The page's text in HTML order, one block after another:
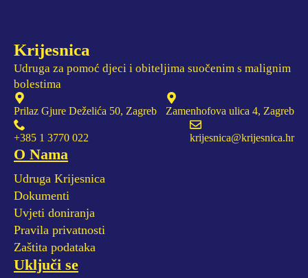
Krijesnica
Udruga za pomoć djeci i obiteljima suočenim s malignim
bolestima
Prilaz Gjure Deželića 50, Zagreb Zamenhofova ulica 4, Zagreb
+385 1 3770 022 krijesnica@krijesnica.hr
O Nama
Udruga Krijesnica
Dokumenti
Uvjeti doniranja
Pravila privatnosti
Zaštita podataka
Uključi se